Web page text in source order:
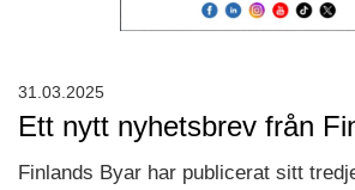
Ett nytt nyhetsbrev från
Finlands Byar har publicerat sitt
31.03.2025